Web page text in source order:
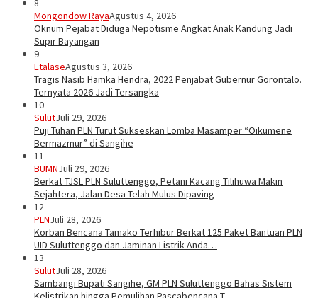
8
Mongondow RayaAgustus 4, 2026
Oknum Pejabat Diduga Nepotisme Angkat Anak Kandung Jadi
Supir Bayangan
9
EtalaseAgustus 3, 2026
Tragis Nasib Hamka Hendra, 2022 Penjabat Gubernur Gorontalo.
Ternyata 2026 Jadi Tersangka
10
SulutJuli 29, 2026
Puji Tuhan PLN Turut Sukseskan Lomba Masamper “Oikumene
Bermazmur” di Sangihe
11
BUMNJuli 29, 2026
Berkat TJSL PLN Suluttenggo, Petani Kacang Tilihuwa Makin
Sejahtera, Jalan Desa Telah Mulus Dipaving
12
PLNJuli 28, 2026
Korban Bencana Tamako Terhibur Berkat 125 Paket Bantuan PLN
UID Suluttenggo dan Jaminan Listrik Anda…
13
SulutJuli 28, 2026
Sambangi Bupati Sangihe, GM PLN Suluttenggo Bahas Sistem